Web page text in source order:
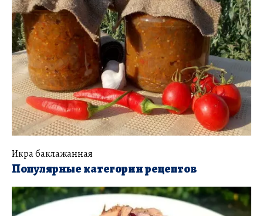
Икра баклажанная
Популярные категории рецептов